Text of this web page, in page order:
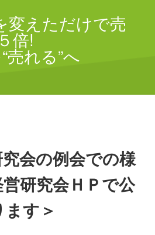
変えただけで売
倍!
売れる”へ
会の例会での様
研究会ＨＰで公
す＞